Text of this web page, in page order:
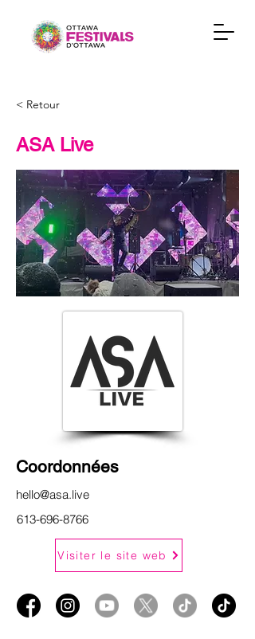
< Retour
ASA Live
Coordonnées
hello@asa.live
613-696-8766
Visiter le site web